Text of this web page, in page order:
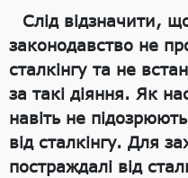
Слід відзначити,
законодавство не
сталкінгу та не
за такі діяння. Як
навіть не
від сталкінгу. Для
постраждалі від